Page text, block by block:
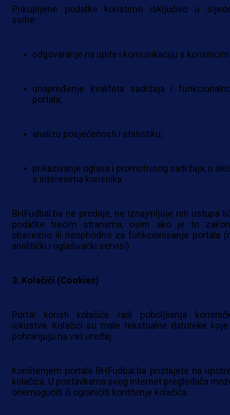
Prikupljene podatke koristimo isključivo u
svrhe:
odgovaranje na upite i komunikaciju s
unapređenje kvaliteta sadržaja i
portala;
analizu posjećenosti i statistiku;
prikazivanje oglasa i promotivnog sadržaja, u
s interesima korisnika.
BHFudbal.ba ne prodaje, ne iznajmljuje niti ustupa
podatke trećim stranama, osim ako je to
obavezno ili neophodno za funkcionisanje portala
analitički i oglašivački servisi).
3. Kolačići (Cookies)
Portal koristi kolačiće radi poboljšanja
iskustva. Kolačići su male tekstualne datoteke
pohranjuju na vaš uređaj.
Korištenjem portala BHFudbal.ba pristajete na
kolačića. U postavkama svog internet pregledača
onemogućiti ili ograničiti korištenje kolačića.